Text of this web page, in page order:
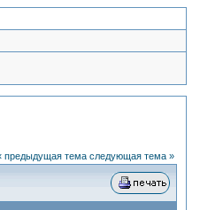
предыдущая тема следующая тема »